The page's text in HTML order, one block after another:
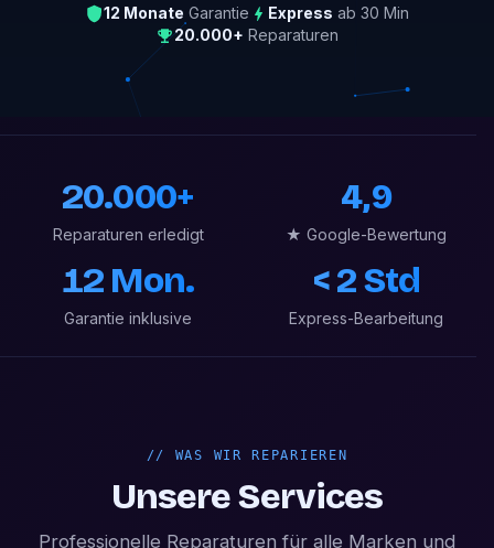
12 Monate Garantie Express ab 30 Min
20.000+ Reparaturen
20.000+
Reparaturen erledigt
4,9
★ Google-Bewertung
12 Mon.
Garantie inklusive
< 2 Std
Express-Bearbeitung
// WAS WIR REPARIEREN
Unsere Services
Professionelle Reparaturen für alle Marken und